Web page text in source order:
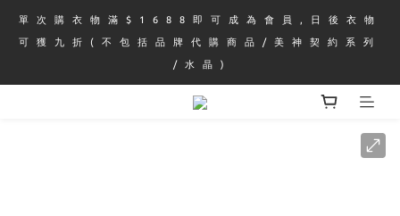
單 次 購 衣 物 滿 $ 1 6 8 8 即 可 成 為 會 員 , 日 後 衣 物
可 獲 九 折 ( 不 包 括 品 牌 代 購 商 品 / 美 神 契 約 系 列
/ 水 晶 )